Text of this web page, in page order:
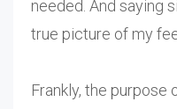
needed. And saying
true picture of my
Frankly, the